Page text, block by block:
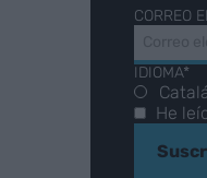
CORREO
IDIOMA*
He